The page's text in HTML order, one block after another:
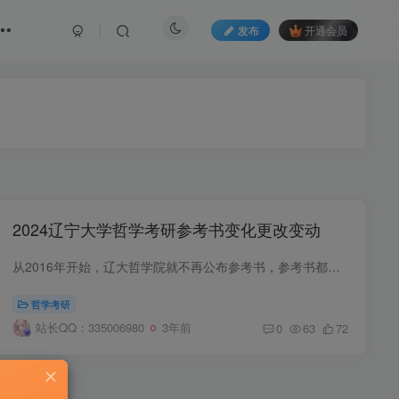
发布 开通会员
2024辽宁大学哲学考研参考书变化更改变动
从2016年开始，辽大哲学院就不再公布参考书，参考书都是学长学姐一届一届口传下来的，至今已有10年光景。 辽宁大学哲学院前身是辽宁大学哲学系,在2000年4月11日更名为辽宁大学哲学与公共管理学...
哲学考研
站长QQ：335006980 3年前 0 63 72